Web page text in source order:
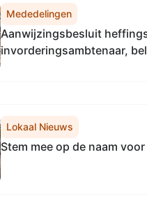
Mededelingen
Aanwijzingsbesluit
invorderingsambtenaar,
Lokaal Nieuws
Stem mee op de naam